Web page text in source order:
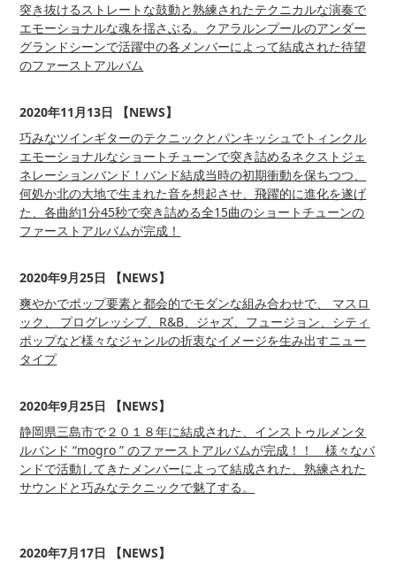
突き抜けるストレートな鼓動と熟練されたテクニカルな演奏で
エモーショナルな魂を揺さぶる。クアラルンプールのアンダー
グランドシーンで活躍中の各メンバーによって結成された待望
のファーストアルバム
2020年11月13日 【NEWS】
巧みなツインギターのテクニックとパンキッシュでトィンクル
エモーショナルなショートチューンで突き詰めるネクストジェ
ネレーションバンド！バンド結成当時の初期衝動を保ちつつ、
何処か北の大地で生まれた音を想起させ、飛躍的に進化を遂げ
た、各曲約1分45秒で突き詰める全15曲のショートチューンの
ファーストアルバムが完成！
2020年9月25日 【NEWS】
爽やかでポップ要素と都会的でモダンな組み合わせで、 マスロ
ック、 プログレッシブ、R&B、ジャズ、フュージョン、シティ
ポップなど様々なジャンルの折衷なイメージを生み出すニュー
タイプ
2020年9月25日 【NEWS】
静岡県三島市で２０１８年に結成された、インストゥルメンタ
ルバンド “mogro ” のファーストアルバムが完成！！ 様々なバ
ンドで活動してきたメンバーによって結成された、熟練された
サウンドと巧みなテクニックで魅了する。
2020年7月17日 【NEWS】